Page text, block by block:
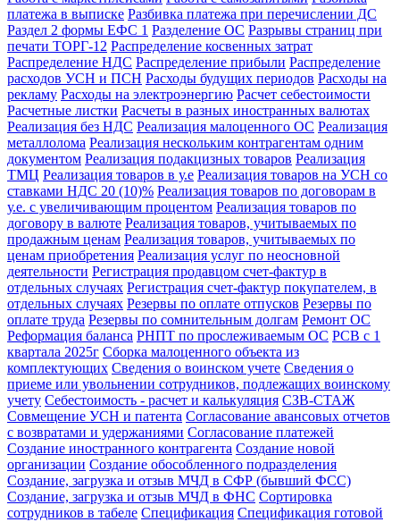
платежа в выписке Разбивка платежа при перечислении ДС
Раздел 2 формы ЕФС 1 Разделение ОС Разрывы страниц при
печати ТОРГ-12 Распределение косвенных затрат
Распределение НДС Распределение прибыли Распределение
расходов УСН и ПСН Расходы будущих периодов Расходы на
рекламу Расходы на электроэнергию Расчет себестоимости
Расчетные листки Расчеты в разных иностранных валютах
Реализация без НДС Реализация малоценного ОС Реализация
металлолома Реализация нескольким контрагентам одним
документом Реализация подакцизных товаров Реализация
ТМЦ Реализация товаров в у.е Реализация товаров на УСН со
ставками НДС 20 (10)% Реализация товаров по договорам в
у.е. с увеличивающим процентом Реализация товаров по
договору в валюте Реализация товаров, учитываемых по
продажным ценам Реализация товаров, учитываемых по
ценам приобретения Реализация услуг по неосновной
деятельности Регистрация продавцом счет-фактур в
отдельных случаях Регистрация счет-фактур покупателем, в
отдельных случаях Резервы по оплате отпусков Резервы по
оплате труда Резервы по сомнительным долгам Ремонт ОС
Реформация баланса РНПТ по прослеживаемым ОС РСВ с 1
квартала 2025г Сборка малоценного объекта из
комплектующих Сведения о воинском учете Сведения о
приеме или увольнении сотрудников, подлежащих воинскому
учету Себестоимость - расчет и калькуляция СЗВ-СТАЖ
Совмещение УСН и патента Согласование авансовых отчетов
с возвратами и удержаниями Согласование платежей
Создание иностранного контрагента Создание новой
организации Создание обособленного подразделения
Создание, загрузка и отзыв МЧД в СФР (бывший ФСС)
Создание, загрузка и отзыв МЧД в ФНС Сортировка
сотрудников в табеле Спецификация Спецификация готовой